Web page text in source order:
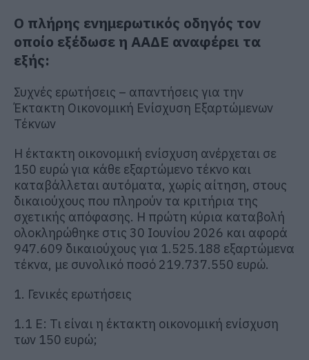
Ο πλήρης ενημερωτικός οδηγός τον
οποίο εξέδωσε η ΑΑΔΕ αναφέρει τα
εξής:
Συχνές ερωτήσεις – απαντήσεις για την
Έκτακτη Οικονομική Ενίσχυση Εξαρτώμενων
Τέκνων
Η έκτακτη οικονομική ενίσχυση ανέρχεται σε
150 ευρώ για κάθε εξαρτώμενο τέκνο και
καταβάλλεται αυτόματα, χωρίς αίτηση, στους
δικαιούχους που πληρούν τα κριτήρια της
σχετικής απόφασης. Η πρώτη κύρια καταβολή
ολοκληρώθηκε στις 30 Ιουνίου 2026 και αφορά
947.609 δικαιούχους για 1.525.188 εξαρτώμενα
τέκνα, με συνολικό ποσό 219.737.550 ευρώ.
1. Γενικές ερωτήσεις
1.1 Ε: Τι είναι η έκτακτη οικονομική ενίσχυση
των 150 ευρώ;